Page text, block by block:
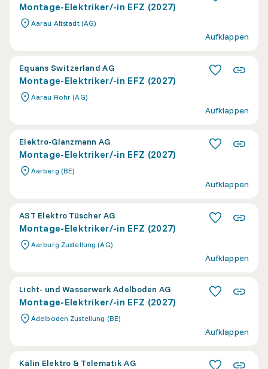
Montage-Elektriker/-in EFZ (2027)
Aarau Altstadt (AG)
Aufklappen
Equans Switzerland AG
Montage-Elektriker/-in EFZ (2027)
Aarau Rohr (AG)
Aufklappen
Elektro-Glanzmann AG
Montage-Elektriker/-in EFZ (2027)
Aarberg (BE)
Aufklappen
AST Elektro Tüscher AG
Montage-Elektriker/-in EFZ (2027)
Aarburg Zustellung (AG)
Aufklappen
Licht- und Wasserwerk Adelboden AG
Montage-Elektriker/-in EFZ (2027)
Adelboden Zustellung (BE)
Aufklappen
Kälin Elektro & Telematik AG